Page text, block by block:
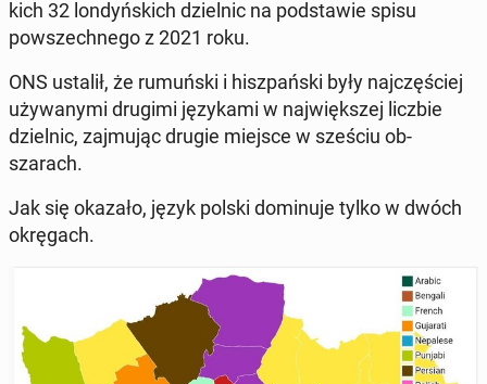
kich 32 londyńs­kich dziel­nic na pod­staw­ie spisu
powszech­nego z 2021 roku.
ONS ustalił, że ru­muńs­ki i hisz­pańs­ki były na­jczęś­ciej
uży­wany­mi drugimi języka­mi w na­jwięk­szej liczbie
dziel­nic, za­j­mu­jąc drugie miejsce w sześciu ob­
szarach.
Jak się okazało, język polski domin­u­je tylko w dwóch
okrę­gach.